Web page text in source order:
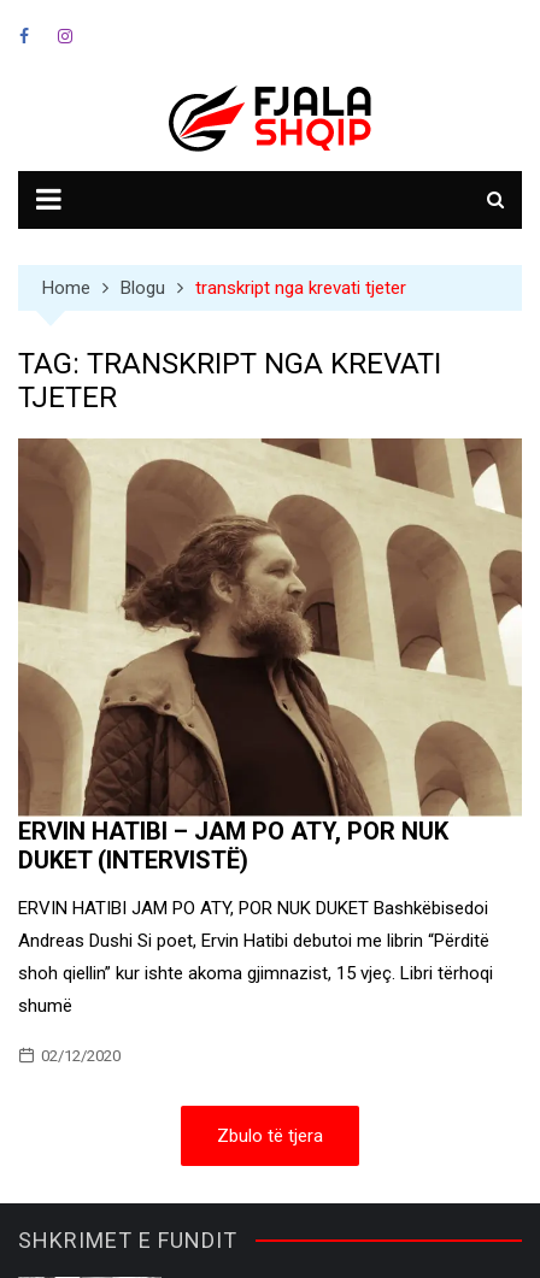
Home Blogu transkript nga krevati tjeter
TAG: TRANSKRIPT NGA KREVATI
TJETER
ERVIN HATIBI – JAM PO ATY, POR NUK
DUKET (INTERVISTË)
ERVIN HATIBI JAM PO ATY, POR NUK DUKET Bashkëbisedoi
Andreas Dushi Si poet, Ervin Hatibi debutoi me librin “Përditë
shoh qiellin” kur ishte akoma gjimnazist, 15 vjeç. Libri tërhoqi
shumë
02/12/2020
Zbulo të tjera
SHKRIMET E FUNDIT